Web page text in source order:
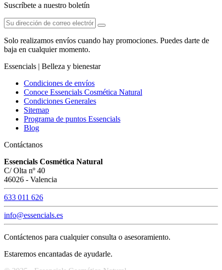
Suscríbete a nuestro boletín
Solo realizamos envíos cuando hay promociones. Puedes darte de
baja en cualquier momento.
Essencials | Belleza y bienestar
Condiciones de envíos
Conoce Essencials Cosmética Natural
Condiciones Generales
Sitemap
Programa de puntos Essencials
Blog
Contáctanos
Essencials Cosmética Natural
C/ Olta nº 40
46026 - Valencia
633 011 626
info@essencials.es
Contáctenos para cualquier consulta o asesoramiento.
Estaremos encantadas de ayudarle.